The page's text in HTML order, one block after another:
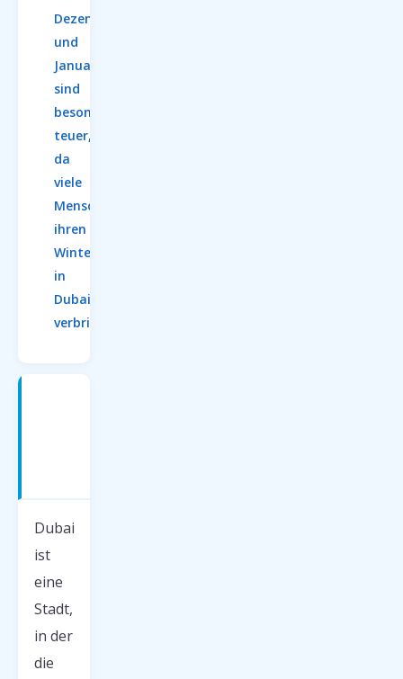
Dezember
und
Januar
sind
besonders
teuer,
da
viele
Menschen
ihren
Winterurlaub
in
Dubai
verbringen.
Dubai
ist
eine
Stadt,
in der
die